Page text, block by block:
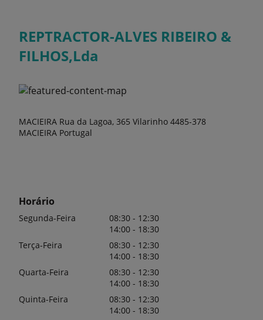
REPTRACTOR-ALVES RIBEIRO &
FILHOS,Lda
MACIEIRA Rua da Lagoa, 365 Vilarinho 4485-378
MACIEIRA Portugal
Horário
Segunda-Feira
08:30 - 12:30
14:00 - 18:30
Terça-Feira
08:30 - 12:30
14:00 - 18:30
Quarta-Feira
08:30 - 12:30
14:00 - 18:30
Quinta-Feira
08:30 - 12:30
14:00 - 18:30